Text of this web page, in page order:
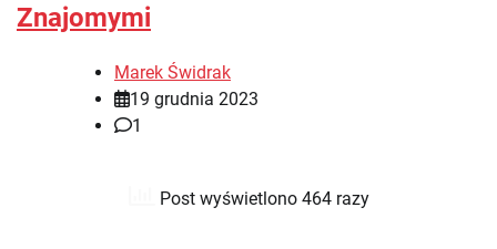
Znajomymi
Marek Świdrak
19 grudnia 2023
1
Post wyświetlono 464 razy